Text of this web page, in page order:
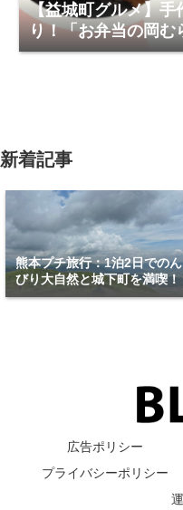
【益城町グルメ】手
り！「お弁当の岡む
新着記事
熊本プチ旅行：1泊2日でのん
びり大自然と城下町を満喫！
広告ポリシー
プライバシーポリシー